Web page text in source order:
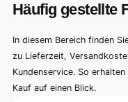
Häufig gestellte
In diesem Bereich finden
zu Lieferzeit,
Kundenservice. So
Kauf auf einen Blick.